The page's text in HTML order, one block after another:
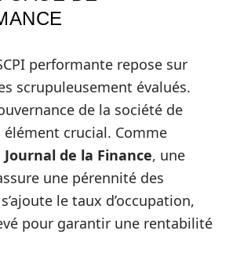
performante repose sur
scrupuleusement évalués.
de la société de
crucial. Comme
Journal de la Finance, une
une pérennité des
le taux d’occupation,
pour garantir une rentabilité